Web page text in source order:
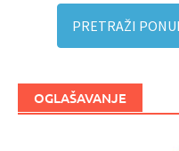
PRETRAŽI
OGLAŠAVANJE